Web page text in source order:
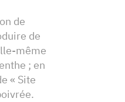
de
de
même
; en
« Site